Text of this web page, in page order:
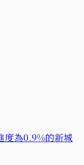
度為0.9%的新城